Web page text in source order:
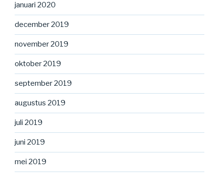
januari 2020
december 2019
november 2019
oktober 2019
september 2019
augustus 2019
juli 2019
juni 2019
mei 2019